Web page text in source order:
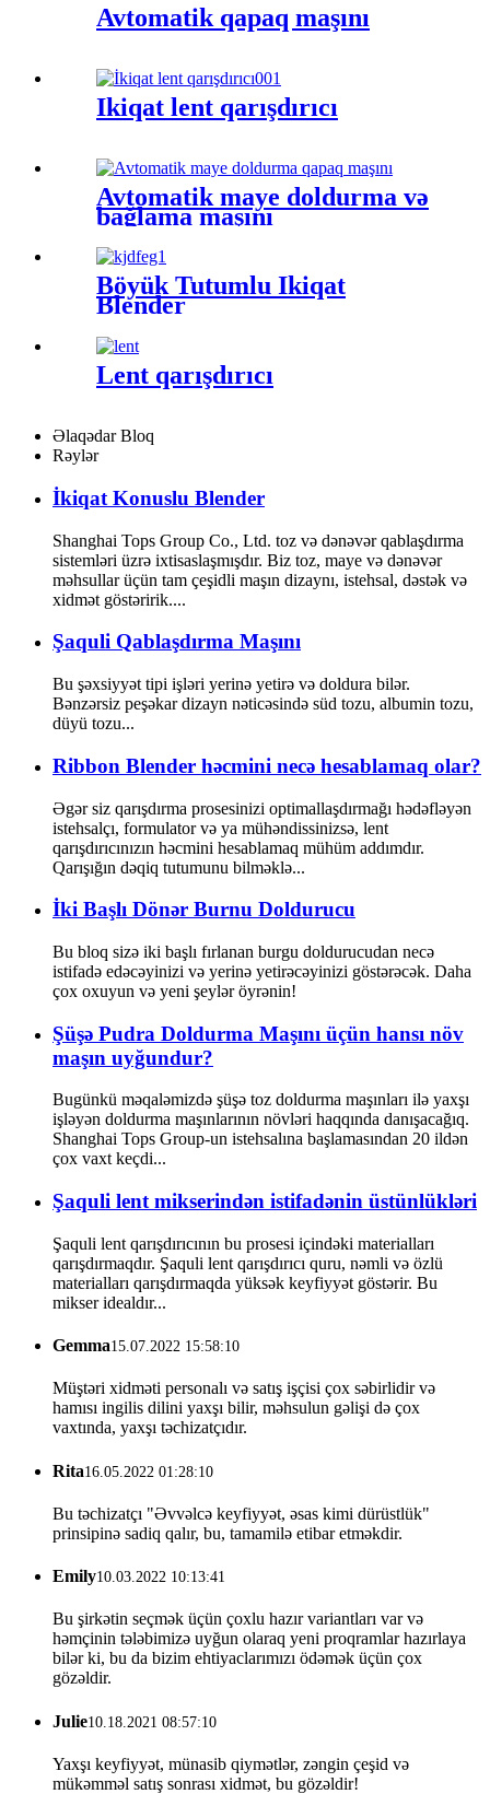
Avtomatik qapaq maşını
İkiqat lent qarışdırıcı
Avtomatik maye doldurma və
bağlama maşını
Böyük Tutumlu İkiqat
Blender
Lent qarışdırıcı
Əlaqədar Bloq
Rəylər
İkiqat Konuslu Blender
Shanghai Tops Group Co., Ltd. toz və dənəvər qablaşdırma
sistemləri üzrə ixtisaslaşmışdır. Biz toz, maye və dənəvər
məhsullar üçün tam çeşidli maşın dizaynı, istehsal, dəstək və
xidmət göstəririk....
Şaquli Qablaşdırma Maşını
Bu şəxsiyyət tipi işləri yerinə yetirə və doldura bilər.
Bənzərsiz peşəkar dizayn nəticəsində süd tozu, albumin tozu,
düyü tozu...
Ribbon Blender həcmini necə hesablamaq olar?
Əgər siz qarışdırma prosesinizi optimallaşdırmağı hədəfləyən
istehsalçı, formulator və ya mühəndissinizsə, lent
qarışdırıcınızın həcmini hesablamaq mühüm addımdır.
Qarışığın dəqiq tutumunu bilməklə...
İki Başlı Dönər Burnu Doldurucu
Bu bloq sizə iki başlı fırlanan burgu doldurucudan necə
istifadə edəcəyinizi və yerinə yetirəcəyinizi göstərəcək. Daha
çox oxuyun və yeni şeylər öyrənin!
Şüşə Pudra Doldurma Maşını üçün hansı növ
maşın uyğundur?
Bugünkü məqaləmizdə şüşə toz doldurma maşınları ilə yaxşı
işləyən doldurma maşınlarının növləri haqqında danışacağıq.
Shanghai Tops Group-un istehsalına başlamasından 20 ildən
çox vaxt keçdi...
Şaquli lent mikserindən istifadənin üstünlükləri
Şaquli lent qarışdırıcının bu prosesi içindəki materialları
qarışdırmaqdır. Şaquli lent qarışdırıcı quru, nəmli və özlü
materialları qarışdırmaqda yüksək keyfiyyət göstərir. Bu
mikser idealdır...
Gemma15.07.2022 15:58:10
Müştəri xidməti personalı və satış işçisi çox səbirlidir və
hamısı ingilis dilini yaxşı bilir, məhsulun gəlişi də çox
vaxtında, yaxşı təchizatçıdır.
Rita16.05.2022 01:28:10
Bu təchizatçı "Əvvəlcə keyfiyyət, əsas kimi dürüstlük"
prinsipinə sadiq qalır, bu, tamamilə etibar etməkdir.
Emily10.03.2022 10:13:41
Bu şirkətin seçmək üçün çoxlu hazır variantları var və
həmçinin tələbimizə uyğun olaraq yeni proqramlar hazırlaya
bilər ki, bu da bizim ehtiyaclarımızı ödəmək üçün çox
gözəldir.
Julie10.18.2021 08:57:10
Yaxşı keyfiyyət, münasib qiymətlər, zəngin çeşid və
mükəmməl satış sonrası xidmət, bu gözəldir!